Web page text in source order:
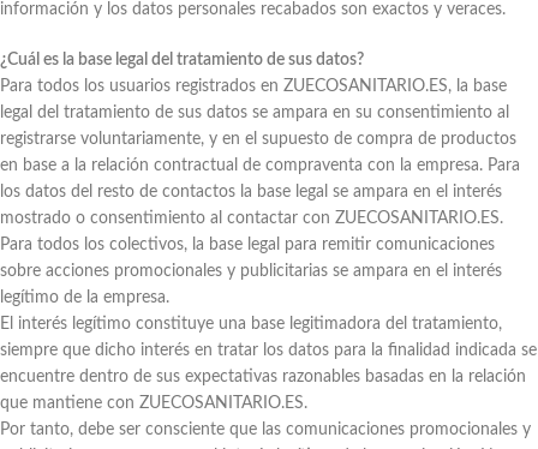
información y los datos personales recabados son exactos y veraces.
¿Cuál es la base legal del tratamiento de sus datos?
Para todos los usuarios registrados en ZUECOSANITARIO.ES, la base
legal del tratamiento de sus datos se ampara en su consentimiento al
registrarse voluntariamente, y en el supuesto de compra de productos
en base a la relación contractual de compraventa con la empresa. Para
los datos del resto de contactos la base legal se ampara en el interés
mostrado o consentimiento al contactar con ZUECOSANITARIO.ES.
Para todos los colectivos, la base legal para remitir comunicaciones
sobre acciones promocionales y publicitarias se ampara en el interés
legítimo de la empresa.
El interés legítimo constituye una base legitimadora del tratamiento,
siempre que dicho interés en tratar los datos para la finalidad indicada se
encuentre dentro de sus expectativas razonables basadas en la relación
que mantiene con ZUECOSANITARIO.ES.
Por tanto, debe ser consciente que las comunicaciones promocionales y